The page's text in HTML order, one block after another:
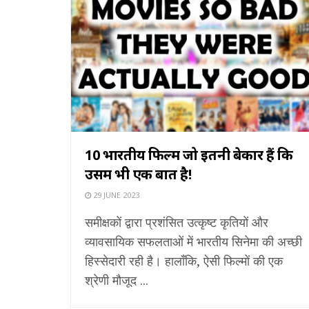
10 भारतीय फिल्में जो इतनी बेकार हैं कि
उसमें भी एक बात है!
29 JUNE 2023
समीक्षकों द्वारा प्रशंसित उत्कृष्ट कृतियों और
व्यावसायिक सफलताओं में भारतीय सिनेमा की अच्छी
हिस्सेदारी रही है। हालाँकि, ऐसी फिल्मों की एक
श्रेणी मौजूद ...